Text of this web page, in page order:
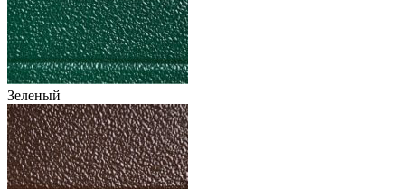
Зеленый